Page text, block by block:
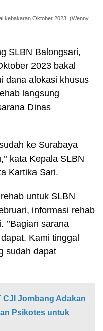
kebakaran Oktober 2023. (Wenny
SLBN Balongsari,
2023 bakal
dana alokasi khusus
langsung
Dinas
ke Surabaya
kata Kepala SLBN
Kartika Sari.
untuk SLBN
informasi rehab
sarana
Kami tinggal
sudah dapat
CJI Jombang Adakan
Psikotes untuk